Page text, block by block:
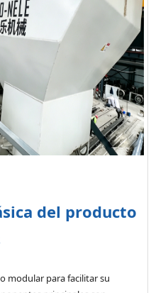
del producto
modular para facilitar su